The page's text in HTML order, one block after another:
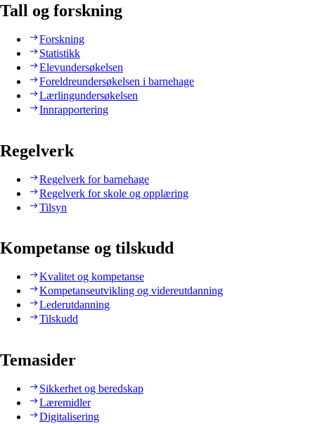
Tall og forskning
Forskning
Statistikk
Elevundersøkelsen
Foreldreundersøkelsen i barnehage
Lærlingundersøkelsen
Innrapportering
Regelverk
Regelverk for barnehage
Regelverk for skole og opplæring
Tilsyn
Kompetanse og tilskudd
Kvalitet og kompetanse
Kompetanseutvikling og videreutdanning
Lederutdanning
Tilskudd
Temasider
Sikkerhet og beredskap
Læremidler
Digitalisering